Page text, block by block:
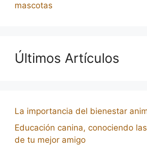
mascotas
Últimos Artículos
La importancia del bienestar
Educación canina, conociendo
de tu mejor amigo